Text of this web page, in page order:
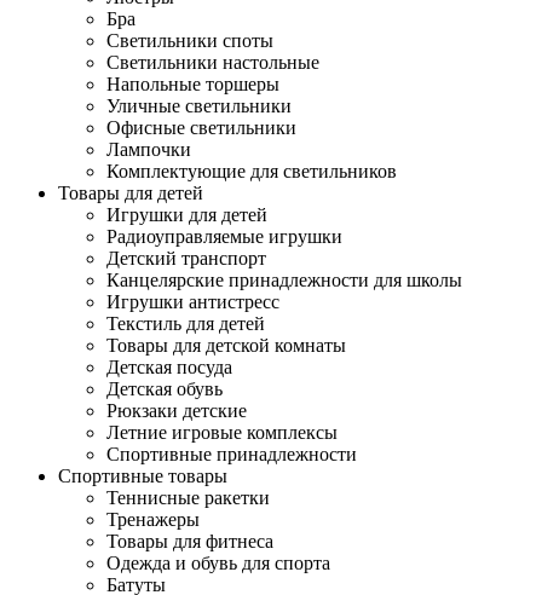
Бра
Светильники споты
Светильники настольные
Напольные торшеры
Уличные светильники
Офисные светильники
Лампочки
Комплектующие для светильников
Товары для детей
Игрушки для детей
Радиоуправляемые игрушки
Детский транспорт
Канцелярские принадлежности для школы
Игрушки антистресс
Текстиль для детей
Товары для детской комнаты
Детская посуда
Детская обувь
Рюкзаки детские
Летние игровые комплексы
Спортивные принадлежности
Спортивные товары
Теннисные ракетки
Тренажеры
Товары для фитнеса
Одежда и обувь для спорта
Батуты